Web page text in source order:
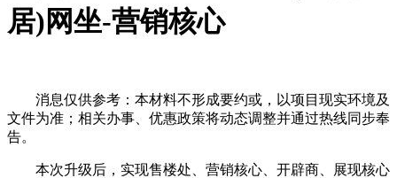
居)网坐-营销核心
消息仅供参考：本材料不形成要约或，以项目现实环境及
文件为准；相关办事、优惠政策将动态调整并通过热线同步奉
告。
本次升级后，实现售楼处、营销核心、开辟商、展现核心